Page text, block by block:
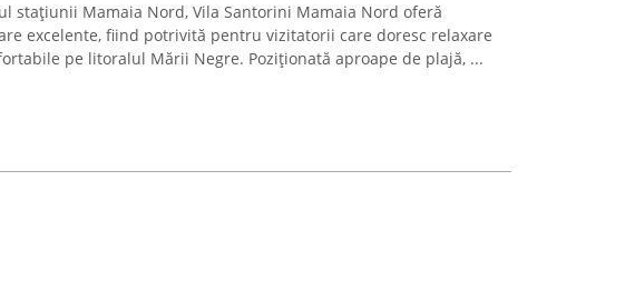
stațiunii Mamaia Nord, Vila Santorini Mamaia Nord oferă
excelente, fiind potrivită pentru vizitatorii care doresc relaxare
pe litoralul Mării Negre. Poziționată aproape de plajă, ...